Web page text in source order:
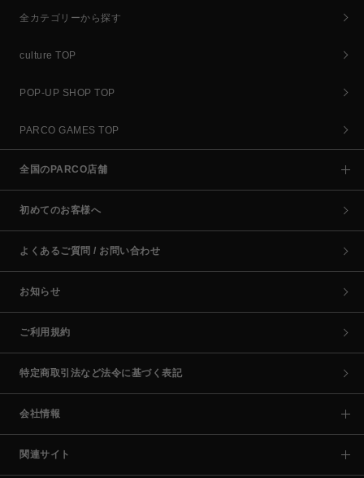
全カテゴリーから探す
culture TOP
POP-UP SHOP TOP
PARCO GAMES TOP
全国のPARCO店舗
初めてのお客様へ
よくあるご質問 / お問い合わせ
お知らせ
ご利用規約
特定商取引法など法令に基づく表記
会社情報
関連サイト